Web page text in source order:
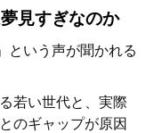
見すぎなのか
という声が聞かれる
若い世代と、実際
のギャップが原因